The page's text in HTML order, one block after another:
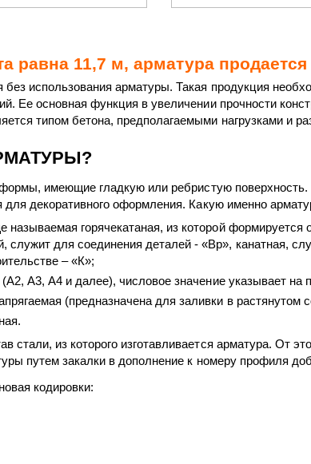
равна 11,7 м, арматура
использования арматуры. Такая продукция
Ее основная функция в увеличении прочности
типом бетона, предполагаемыми нагрузками и
имеющие гладкую или ребристую
для декоративного оформления. Какую именно
называемая горячекатаная, из которой
для соединения деталей - «Вр», канатная,
– «К»;
А3, А4 и далее), числовое значение указывает на
(предназначена для заливки в растянутом
стали, из которого изготавливается арматура. От
путем закалки в дополнение к номеру профиля
кодировки: